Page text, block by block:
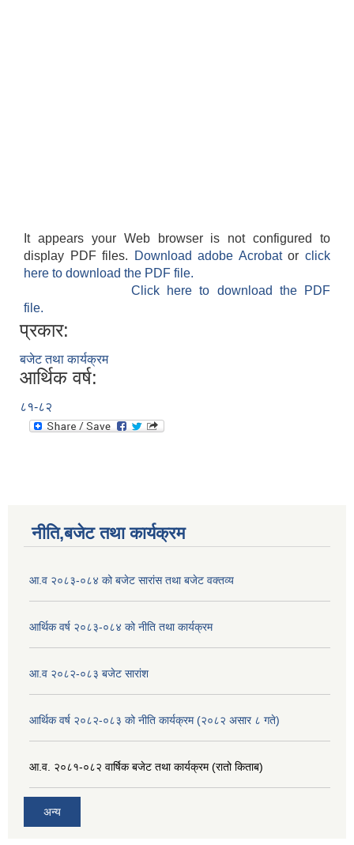
It appears your Web browser is not configured to
display PDF files.
Download adobe Acrobatorclick
here to download the PDF file.
Click here to download the PDF
file.
प्रकार:
बजेट तथा कार्यक्रम
आर्थिक वर्ष:
८१-८२
नीति,बजेट तथा कार्यक्रम
आ.व २०८३-०८४ को बजेट सारांस तथा बजेट वक्तव्य
आर्थिक वर्ष २०८३-०८४ को नीति तथा कार्यक्रम
आ.व २०८२-०८३ बजेट सारांश
आर्थिक वर्ष २०८२-०८३ को नीति कार्यक्रम (२०८२ असार ८ गते)
आ.व. २०८१-०८२ वार्षिक बजेट तथा कार्यक्रम (रातो किताब)
अन्य